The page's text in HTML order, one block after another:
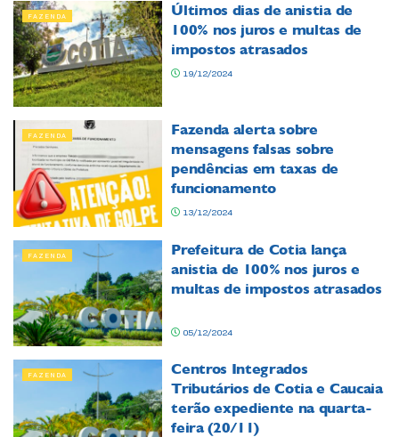
FAZENDA
Últimos dias de anistia de
100% nos juros e multas de
impostos atrasados
19/12/2024
FAZENDA
Fazenda alerta sobre
mensagens falsas sobre
pendências em taxas de
funcionamento
13/12/2024
FAZENDA
Prefeitura de Cotia lança
anistia de 100% nos juros e
multas de impostos atrasados
05/12/2024
FAZENDA
Centros Integrados
Tributários de Cotia e Caucaia
terão expediente na quarta-
feira (20/11)